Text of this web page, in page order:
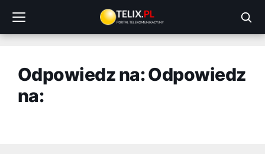
treści
Odpowiedz na: Odpowiedz
na: